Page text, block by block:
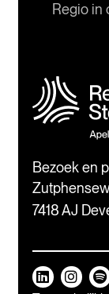
Regio in
Bezoek en
7418 AJ